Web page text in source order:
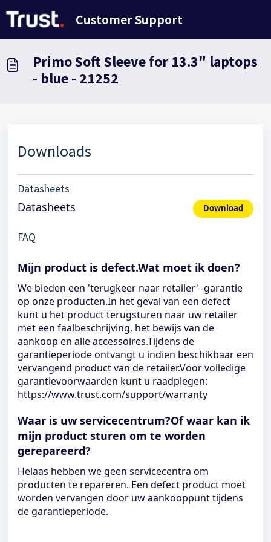
Customer Support
Primo Soft Sleeve for 13.3" laptops
- blue - 21252
Downloads
Datasheets
Datasheets Download
FAQ
Mijn product is defect.Wat moet ik doen?
We bieden een 'terugkeer naar retailer' -garantie
op onze producten.In het geval van een defect
kunt u het product terugsturen naar uw retailer
met een faalbeschrijving, het bewijs van de
aankoop en alle accessoires.Tijdens de
garantieperiode ontvangt u indien beschikbaar een
vervangend product van de retailer.Voor volledige
garantievoorwaarden kunt u raadplegen:
https://www.trust.com/support/warranty
Waar is uw servicecentrum?Of waar kan ik
mijn product sturen om te worden
gerepareerd?
Helaas hebben we geen servicecentra om
producten te repareren. Een defect product moet
worden vervangen door uw aankooppunt tijdens
de garantieperiode.